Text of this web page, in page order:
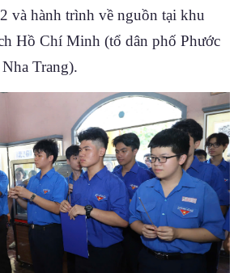
và hành trình về nguồn tại khu
Hồ Chí Minh (tổ dân phố Phước
Trang).